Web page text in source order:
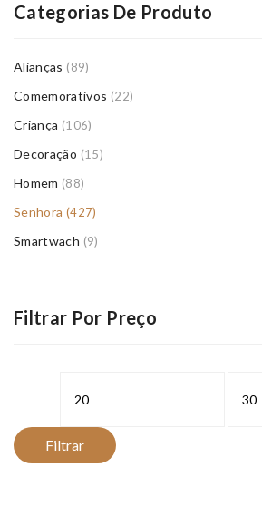
Categorias De Produto
Alianças (89)
Comemorativos (22)
Criança (106)
Decoração (15)
Homem (88)
Senhora (427)
Smartwach (9)
Filtrar Por Preço
Filtrar